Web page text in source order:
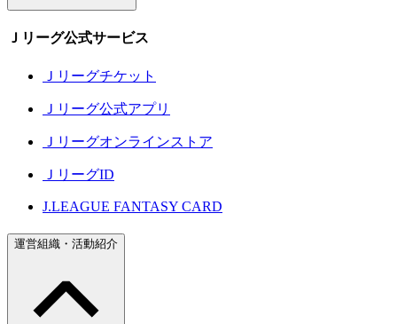
Ｊリーグ公式サービス
Ｊリーグチケット
Ｊリーグ公式アプリ
Ｊリーグオンラインストア
ＪリーグID
J.LEAGUE FANTASY CARD
運営組織・活動紹介